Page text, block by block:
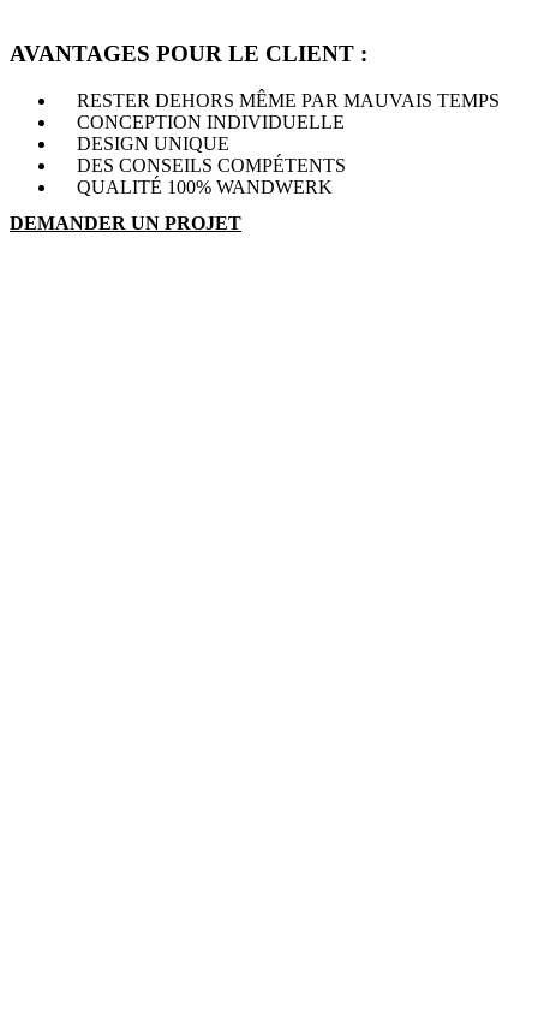
AVANTAGES POUR LE CLIENT :
RESTER DEHORS MÊME PAR MAUVAIS TEMPS
CONCEPTION INDIVIDUELLE
DESIGN UNIQUE
DES CONSEILS COMPÉTENTS
QUALITÉ 100% WANDWERK
DEMANDER UN PROJET